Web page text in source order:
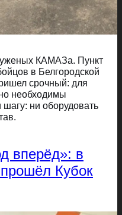
КАМАЗа. Пункт
в Белгородской
срочный: для
необходимы
ни оборудовать
вперёд»: в
Кубок